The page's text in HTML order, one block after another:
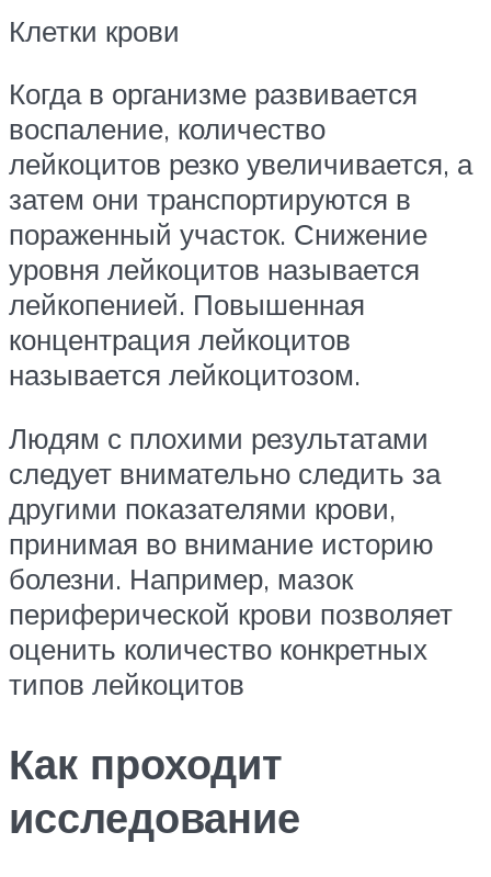
Клетки крови
Когда в организме развивается
воспаление, количество
лейкоцитов резко увеличивается, а
затем они транспортируются в
пораженный участок. Снижение
уровня лейкоцитов называется
лейкопенией. Повышенная
концентрация лейкоцитов
называется лейкоцитозом.
Людям с плохими результатами
следует внимательно следить за
другими показателями крови,
принимая во внимание историю
болезни. Например, мазок
периферической крови позволяет
оценить количество конкретных
типов лейкоцитов
Как проходит
исследование